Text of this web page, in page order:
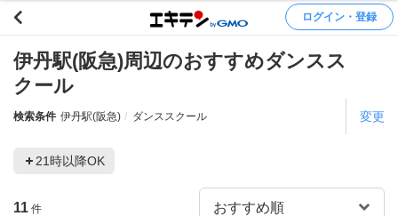
ログイン・登録
伊丹駅(阪急)周辺のおすすめダンスス
クール
検索条件 伊丹駅(阪急) ダンススクール 変更
21時以降OK
11 件